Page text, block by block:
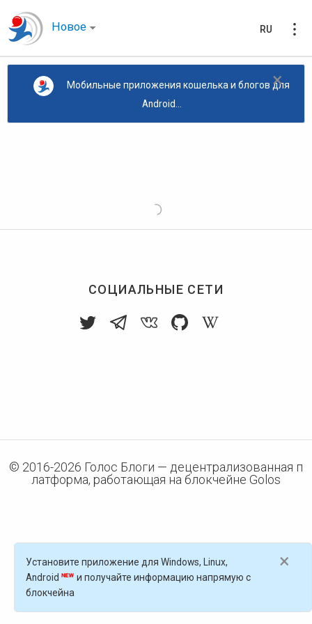
Новое RU
×
Мобильные приложения кошелька и блогов для
Android...
СОЦИАЛЬНЫЕ СЕТИ
© 2016-2026 Голос Блоги — децентрализованная п
латформа, работающая на блокчейне Golos
×
Установите приложение для Windows, Linux,
Android
и получайте информацию напрямую с
блокчейна